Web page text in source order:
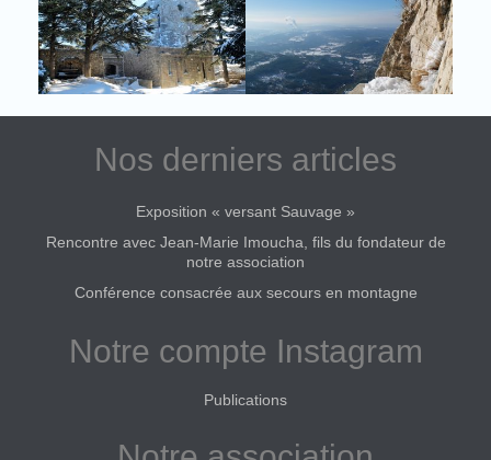
Nos derniers articles
Exposition « versant Sauvage »
Rencontre avec Jean-Marie Imoucha, fils du fondateur de
notre association
Conférence consacrée aux secours en montagne
Notre compte Instagram
Publications